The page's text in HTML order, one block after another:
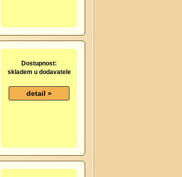
Dostupnost:
skladem u dodavatele